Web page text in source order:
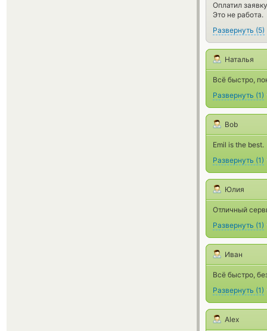
Оплатил
Это не работа.
Развернуть (5)
Наталья
Всё быстро,
Развернуть (1)
Bob
Emil is the best.
Развернуть (1)
Юлия
Отличный
Развернуть (1)
Иван
Всё быстро,
Развернуть (1)
Alex